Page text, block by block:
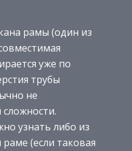
рамы (один из
уже по
трубы
не
узнать либо из
(если таковая